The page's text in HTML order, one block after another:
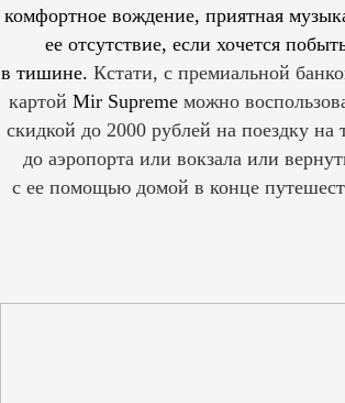
комфортное вождение, приятная
ее отсутствие, если хочется
в тишине. Кстати, с премиальной
картой Mir Supreme можно
скидкой до 2000 рублей на поездку на
до аэропорта или вокзала или
с ее помощью домой в конце